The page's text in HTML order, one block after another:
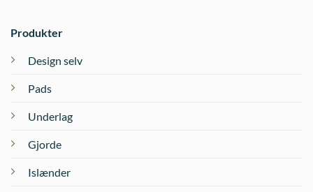
Produkter
Design selv
Pads
Underlag
Gjorde
Islænder